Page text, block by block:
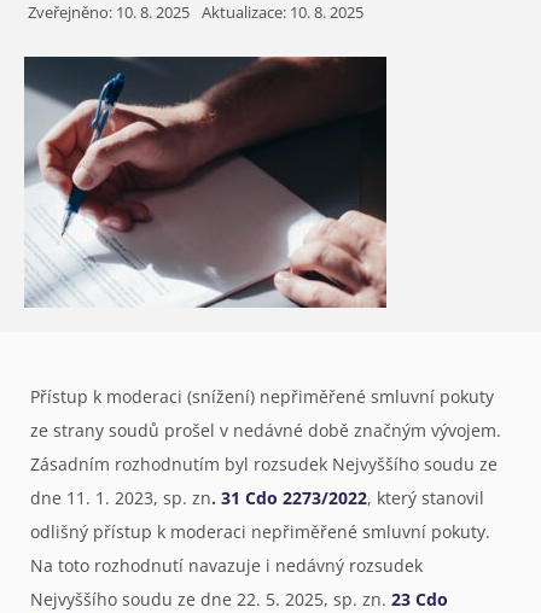
Zveřejněno: 10. 8. 2025 Aktualizace: 10. 8. 2025
Přístup k moderaci (snížení) nepřiměřené smluvní pokuty
ze strany soudů prošel v nedávné době značným vývojem.
Zásadním rozhodnutím byl rozsudek Nejvyššího soudu ze
dne 11. 1. 2023, sp. zn. 31 Cdo 2273/2022, který stanovil
odlišný přístup k moderaci nepřiměřené smluvní pokuty.
Na toto rozhodnutí navazuje i nedávný rozsudek
Nejvyššího soudu ze dne 22. 5. 2025, sp. zn. 23 Cdo